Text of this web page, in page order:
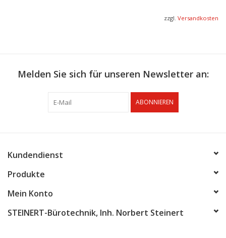
zzgl. Versandkosten
Melden Sie sich für unseren Newsletter an:
ABONNIEREN
Kundendienst
Produkte
Mein Konto
STEINERT-Bürotechnik, Inh. Norbert Steinert